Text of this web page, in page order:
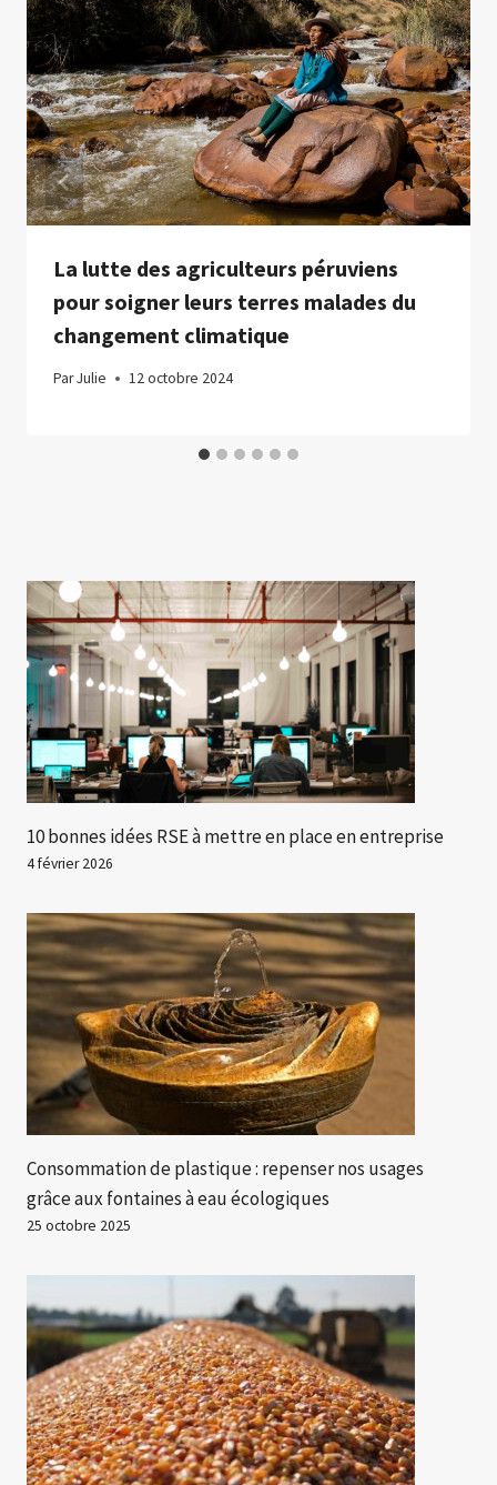
La lutte des agriculteurs péruviens
pour soigner leurs terres malades du
changement climatique
ParJulie 12 octobre 2024
10 bonnes idées RSE à mettre en place en entreprise
4 février 2026
Consommation de plastique : repenser nos usages
grâce aux fontaines à eau écologiques
25 octobre 2025